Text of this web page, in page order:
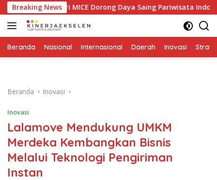
Langsung
ke
konten
Breaking News
MICE Dorong Daya Saing Pariwisata Indonesia
Beranda Nasional Internasional Daerah Inovasi
Beranda Inovasi
Inovasi
Lalamove Mendukung UMKM
Merdeka Kembangkan Bisnis
Melalui Teknologi Pengiriman
Instan